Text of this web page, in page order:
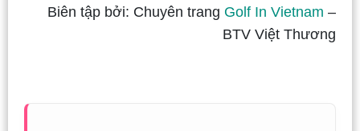
Biên tập bởi: Chuyên trang Golf In Vietnam –
BTV Việt Thương